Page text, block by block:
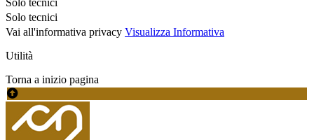
Solo tecnici
Vai all'informativa privacy Visualizza Informativa
Utilità
Torna a inizio pagina